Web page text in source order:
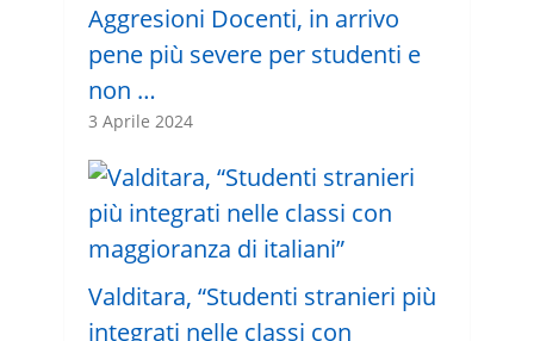
Aggresioni Docenti, in arrivo
pene più severe per studenti e
non …
3 Aprile 2024
Valditara, “Studenti stranieri più
integrati nelle classi con